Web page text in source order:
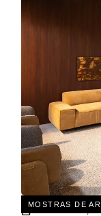
MOSTRAS DE
31 DE JULHO,